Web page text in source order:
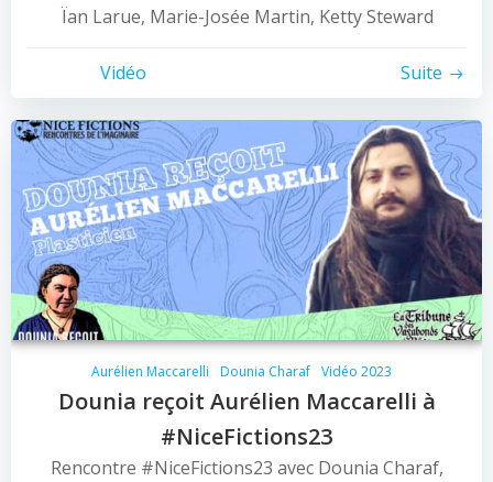
Ïan Larue, Marie-Josée Martin, Ketty Steward
Vidéo Suite
Aurélien Maccarelli Dounia Charaf Vidéo 2023
Dounia reçoit Aurélien Maccarelli à
#NiceFictions23
Rencontre #NiceFictions23 avec Dounia Charaf,